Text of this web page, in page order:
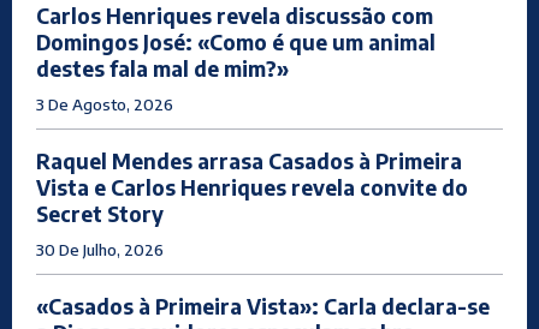
Carlos Henriques revela discussão com
Domingos José: «Como é que um animal
destes fala mal de mim?»
3 De Agosto, 2026
Raquel Mendes arrasa Casados à Primeira
Vista e Carlos Henriques revela convite do
Secret Story
30 De Julho, 2026
«Casados à Primeira Vista»: Carla declara-se